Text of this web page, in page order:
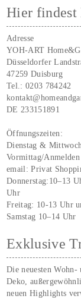
Hier findest
Adresse
YOH-ART
Düsseldorfer
47259 Duisburg
Tel.:0203 784242
DE 233151891
Öffnungszeiten:
Dienstag & Mittwoch
Vormittag/Anmelden
email:Privat
Donnerstag:10–13
Uhr
Freitag: 10-13 Uhr
Samstag 10–14 Uhr
Exklusive
Die neuesten
Deko,
neuen Highlights